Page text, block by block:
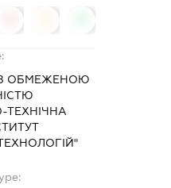
ОБМЕЖЕНОЮ
ТЕХНІЧНА